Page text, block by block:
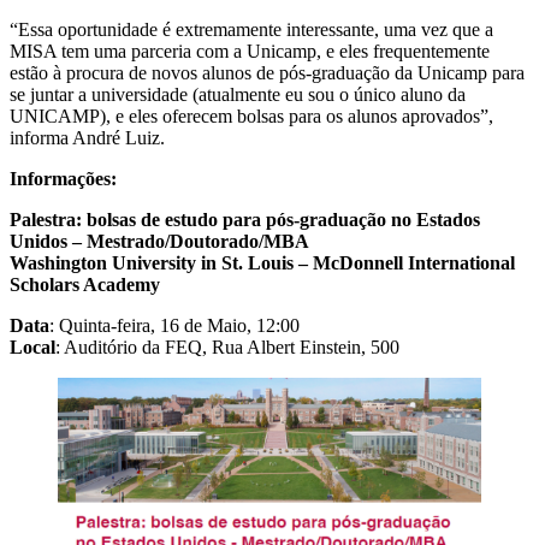
“Essa oportunidade é extremamente interessante, uma vez que a
MISA tem uma parceria com a Unicamp, e eles frequentemente
estão à procura de novos alunos de pós-graduação da Unicamp para
se juntar a universidade (atualmente eu sou o único aluno da
UNICAMP), e eles oferecem bolsas para os alunos aprovados”,
informa André Luiz.
Informações:
Palestra: bolsas de estudo para pós-graduação no Estados
Unidos – Mestrado/Doutorado/MBA
Washington University in St. Louis – McDonnell International
Scholars Academy
Data: Quinta-feira, 16 de Maio, 12:00
Local: Auditório da FEQ, Rua Albert Einstein, 500